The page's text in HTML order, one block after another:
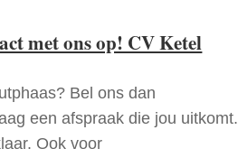
met ons op! CV Ketel
Bel ons dan
een afspraak die jou uitkomt.
Ook voor